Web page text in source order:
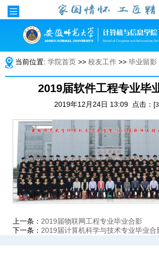
当前位置: 学院首页 >> 校友工作 >> 毕业留影
2019届软件工程专业毕
2019年12月24日 13:09 点击：[
上一条： 2019届物联网工程专业毕业合影
下一条： 2019届计算机科学与技术专业毕业合